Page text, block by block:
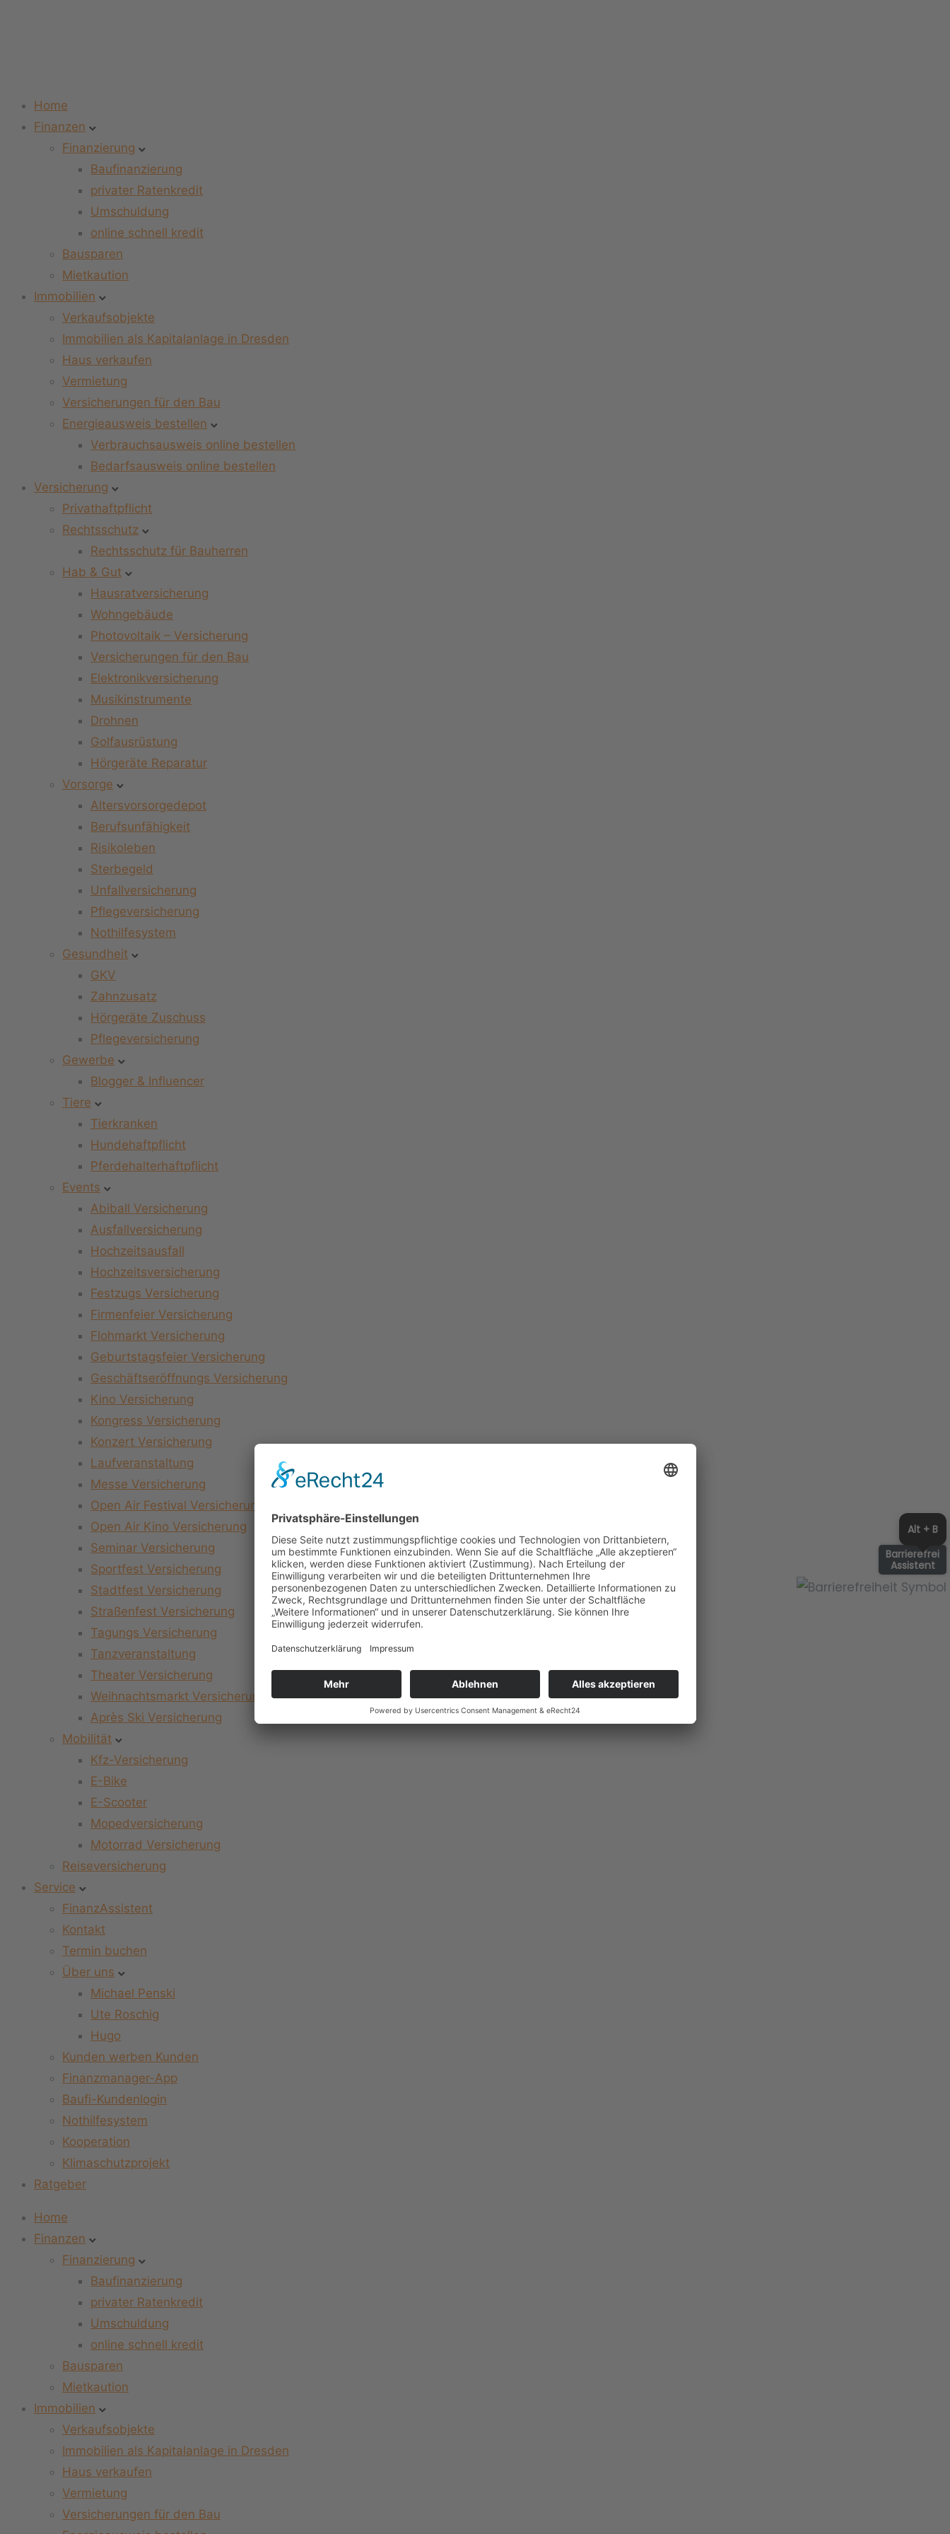
Home
Finanzen
Finanzierung
Baufinanzierung
privater Ratenkredit
Umschuldung
online schnell kredit
Bausparen
Mietkaution
Immobilien
Verkaufsobjekte
Immobilien als Kapitalanlage in Dresden
Haus verkaufen
Vermietung
Versicherungen für den Bau
Energieausweis bestellen
Verbrauchsausweis online bestellen
Bedarfsausweis online bestellen
Versicherung
Privathaftpflicht
Rechtsschutz
Rechtsschutz für Bauherren
Hab & Gut
Hausratversicherung
Wohngebäude
Photovoltaik – Versicherung
Versicherungen für den Bau
Elektronikversicherung
Musikinstrumente
Drohnen
Golfausrüstung
Hörgeräte Reparatur
Vorsorge
Altersvorsorgedepot
Berufsunfähigkeit
Risikoleben
Sterbegeld
Unfallversicherung
Pflegeversicherung
Nothilfesystem
Gesundheit
GKV
Zahnzusatz
Hörgeräte Zuschuss
Pflegeversicherung
Gewerbe
Blogger & Influencer
Tiere
Tierkranken
Hundehaftpflicht
Pferdehalterhaftpflicht
Events
Abiball Versicherung
Ausfallversicherung
Hochzeitsausfall
Hochzeitsversicherung
Festzugs Versicherung
Firmenfeier Versicherung
Flohmarkt Versicherung
Geburtstagsfeier Versicherung
Geschäftseröffnungs Versicherung
Kino Versicherung
Kongress Versicherung
Konzert Versicherung
Laufveranstaltung
Messe Versicherung
Open Air Festival Versicherung
Open Air Kino Versicherung
Seminar Versicherung
Sportfest Versicherung
Stadtfest Versicherung
Straßenfest Versicherung
Tagungs Versicherung
Tanzveranstaltung
Theater Versicherung
Weihnachtsmarkt Versicherung
Après Ski Versicherung
Mobilität
Kfz-Versicherung
E-Bike
E-Scooter
Mopedversicherung
Motorrad Versicherung
Reiseversicherung
Service
FinanzAssistent
Kontakt
Termin buchen
Über uns
Michael Penski
Ute Roschig
Hugo
Kunden werben Kunden
Finanzmanager-App
Baufi-Kundenlogin
Nothilfesystem
Kooperation
Klimaschutzprojekt
Ratgeber
Home
Finanzen
Finanzierung
Baufinanzierung
privater Ratenkredit
Umschuldung
online schnell kredit
Bausparen
Mietkaution
Immobilien
Verkaufsobjekte
Immobilien als Kapitalanlage in Dresden
Haus verkaufen
Vermietung
Versicherungen für den Bau
Alt + B
Barrierefrei
Assistent